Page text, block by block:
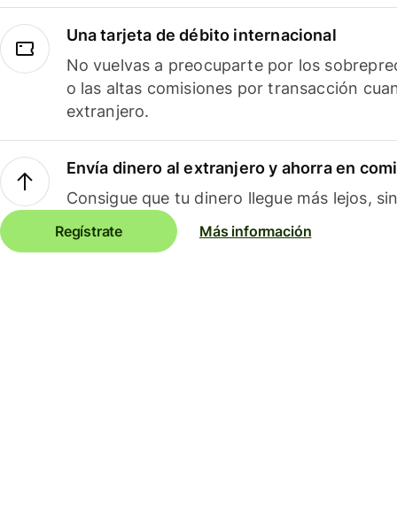
Una tarjeta de débito internacional
No vuelvas a preocuparte por los
o las altas comisiones por transacción
extranjero.
Envía dinero al extranjero y ahorra en
Consigue que tu dinero llegue más lejos,
Regístrate Más información